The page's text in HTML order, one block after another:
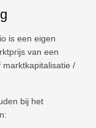
is een eigen
van een
/
bij het